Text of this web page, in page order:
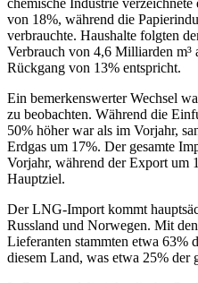
chemische Industrie
von 18%, während die
verbrauchte. Haushalte folgten
Verbrauch von 4,6 Milliarden m³
Rückgang von 13% entspricht.
Ein bemerkenswerter Wechsel
zu beobachten. Während die
50% höher war als im Vorjahr,
Erdgas um 17%. Der gesamte
Vorjahr, während der Export um
Hauptziel.
Der LNG-Import kommt
Russland und Norwegen. Mit
Lieferanten stammten etwa 63%
diesem Land, was etwa 25% der